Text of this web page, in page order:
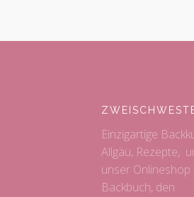
Einzigartige
Allgäu, Rezepte,
unser
Backbuch, den